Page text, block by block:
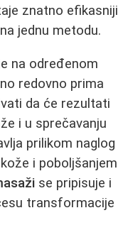
znatno efikasniji
jednu metodu.
na određenom
redovno prima
da će rezultati
i u sprečavanju
prilikom naglog
i poboljšanjem
se pripisuje i
transformacije